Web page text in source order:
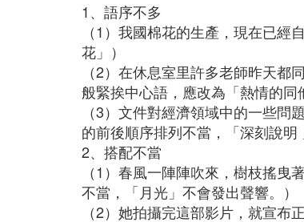
1、語序不多
（1）我國棉花的生產，現在已
花」）
（2）在休息室里許多老師昨天
般緊挨中心語，應改為「熱情的同
（3）文件對經濟領域中的一些
的前後順序排列不當，「深刻說明
2、搭配不當
（1）春風一陣陣吹來，樹枝搖
不當，「月光」不會發出聲響。）
（2）她拍攝完這部影片，就宣